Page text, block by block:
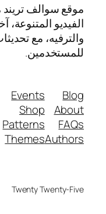
موقع سوالف
الفيديو المتنوعة،
والترفيه، مع
للمستخدمين.
Blog
About
FAQs
Authors
Events
Shop
Patterns
Themes
Twenty Twenty-Five